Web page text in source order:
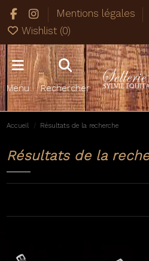
Mentions légales
Wishlist (0)
Menu Rechercher
Accueil Résultats de la recherche
Résultats de la